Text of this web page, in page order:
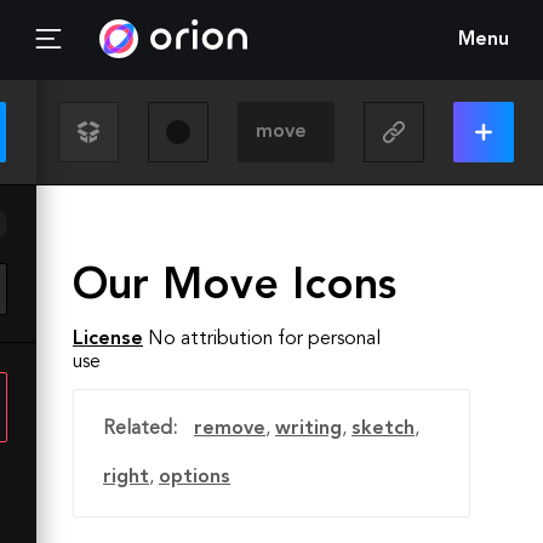
Menu
Our Move Icons
License No attribution for personal
use
Related: remove, writing, sketch,
right, options